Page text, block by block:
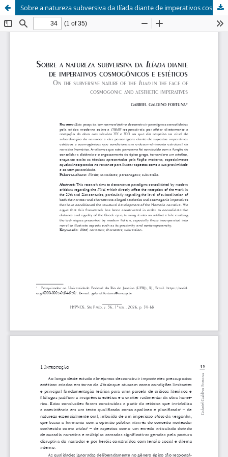
Sobre a natureza subversiva da Ilíada diante de imperativos cosmogônicos e estéticos